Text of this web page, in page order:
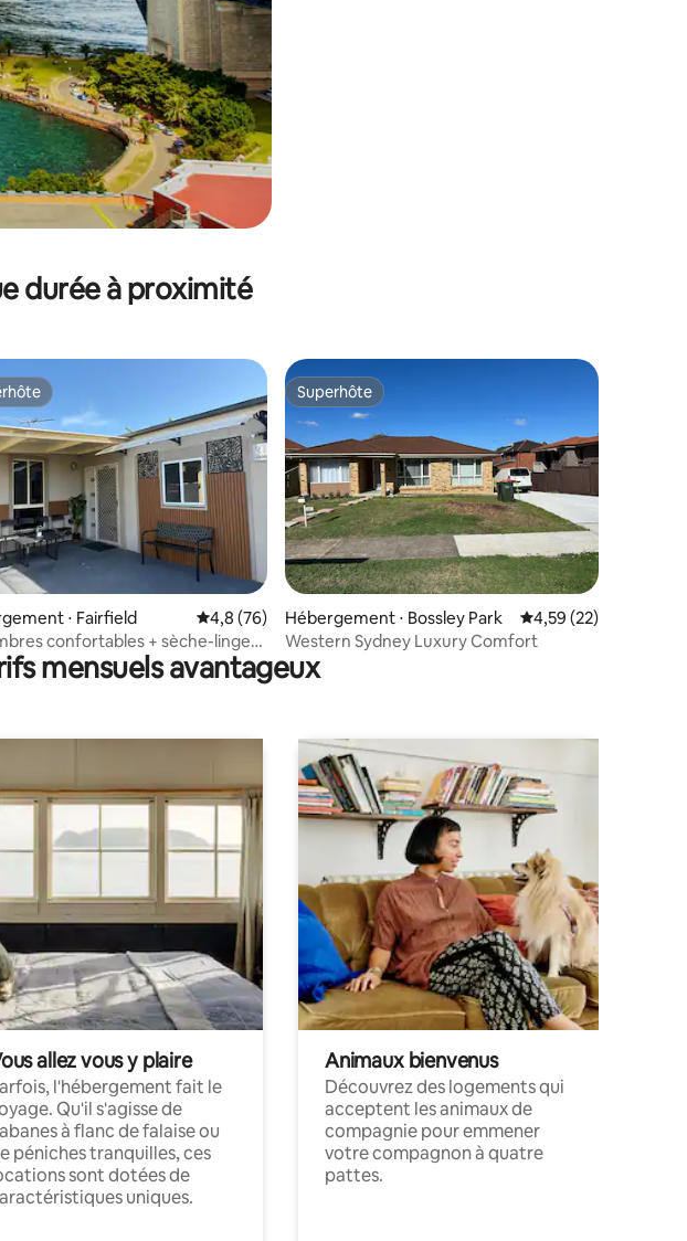
durée à proximité
sur la base de 172 commentaires : 4,77 sur 5
⋅ Fairfield Évaluation moyenne sur la base de 76 commentaires : 4,8 sur 5
4,8 (76)
confortables + sèche-linge
+ portail verrouillable
Superhôte
Superhôte
Hébergement ⋅ Bossley Park Évaluation moyenne
4,59 (22)
Western Sydney Luxury Comfort
mensuels avantageux
allez vous y plaire
l'hébergement fait le
Qu'il s'agisse de
à flanc de falaise ou
péniches tranquilles, ces
sont dotées de
uniques.
Animaux bienvenus
Découvrez des logements qui
acceptent les animaux de
compagnie pour emmener
votre compagnon à quatre
pattes.